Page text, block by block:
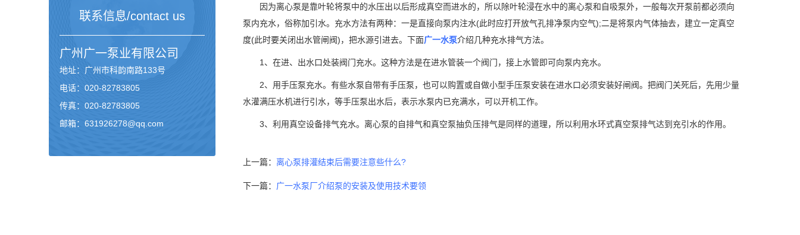
联系信息/contact us
广州 广一泵业有限公司
地址：广州市科韵南路133号
电话：020-82783805
传真：020-82783805
邮箱：631926278@qq.com
因为离心泵是靠叶轮将泵中的水压出以后形成真空而进水的，所以除叶轮浸在水中的离心泵和自吸泵外，一般每次开泵前都必须向
泵内充水，俗称加引水。充水方法有两种：一是直接向泵内注水(此时应打开放气孔排净泵内空气);二是将泵内气体抽去，建立一定真空
度(此时要关闭出水管闸阀)，把水源引进去。下面广一水泵介绍几种充水排气方法。
1、在进、出水口处装阀门充水。这种方法是在进水管装一个阀门，接上水管即可向泵内充水。
2、用手压泵充水。有些水泵自带有手压泵，也可以购置或自做小型手压泵安装在进水口必须安装好闸阀。把阀门关死后，先用少量
水灌满压水机进行引水，等手压泵出水后，表示水泵内已充满水，可以开机工作。
3、利用真空设备排气充水。离心泵的自排气和真空泵抽负压排气是同样的道理，所以利用水环式真空泵排气达到充引水的作用。
上一篇： 离心泵排灌结束后需要注意些什么?
下一篇： 广一水泵厂介绍泵的安装及使用技术要领